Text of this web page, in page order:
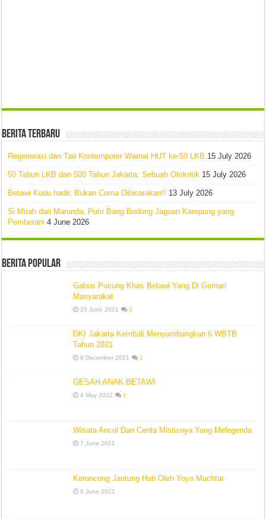
Berita Terbaru
Regenerasi dan Tari Kontemporer Warnai HUT ke-50 LKB 15 July 2026
50 Tahun LKB dan 500 Tahun Jakarta: Sebuah Otokritik 15 July 2026
Betawi Kudu hadir, Bukan Cuma Dibicarakan!! 13 July 2026
Si Mirah dari Marunda, Putri Bang Bodong Jagoan Kampung yang
Pemberani 4 June 2026
Berita Popular
Gabus Pucung Khas Betawi Yang Di Gemari
Masyarakat
25 June 2021 2
DKI Jakarta Kembali Menyumbangkan 6 WBTB
Tahun 2021
8 December 2021 1
GESAH ANAK BETAWI
4 May 2022 1
Wisata Ancol Dan Cerita Mistisnya Yang Melegenda
7 June 2021
Keroncong Jantung Hati Oleh Yoyo Muchtar
6 June 2021